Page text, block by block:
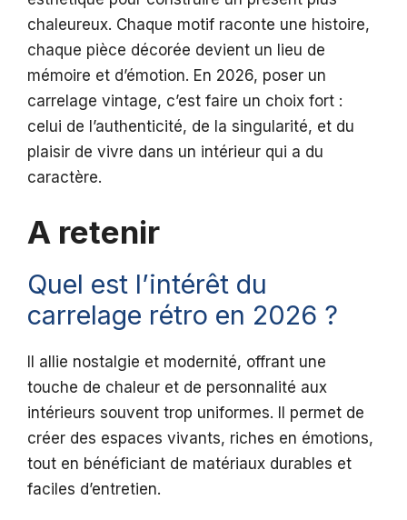
chaleureux. Chaque motif raconte une histoire,
chaque pièce décorée devient un lieu de
mémoire et d’émotion. En 2026, poser un
carrelage vintage, c’est faire un choix fort :
celui de l’authenticité, de la singularité, et du
plaisir de vivre dans un intérieur qui a du
caractère.
A retenir
Quel est l’intérêt du
carrelage rétro en 2026 ?
Il allie nostalgie et modernité, offrant une
touche de chaleur et de personnalité aux
intérieurs souvent trop uniformes. Il permet de
créer des espaces vivants, riches en émotions,
tout en bénéficiant de matériaux durables et
faciles d’entretien.